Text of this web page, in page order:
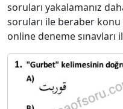
soruları yakalamanız
soruları ile beraber konu
online deneme sınavları